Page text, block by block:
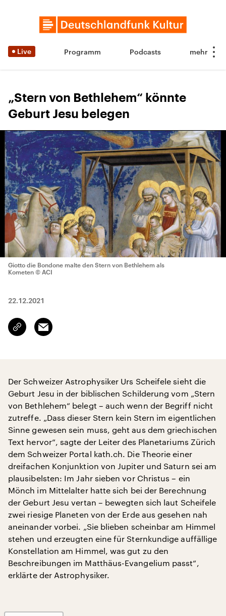
Live Programm Podcasts
„Stern von Bethlehem“ könnte
Geburt Jesu belegen
Giotto die Bondone malte den Stern von Bethlehem als
Kometen © ACI
22.12.2021
Link
kopieren/teilen
Email
Der Schweizer Astrophysiker Urs Scheifele sieht die
Geburt Jesu in der biblischen Schilderung vom „Stern
von Bethlehem“ belegt – auch wenn der Begriff nicht
zutreffe. „Dass dieser Stern kein Stern im eigentlichen
Sinne gewesen sein muss, geht aus dem griechischen
Text hervor“, sagte der Leiter des Planetariums Zürich
dem Schweizer Portal kath.ch. Die Theorie einer
dreifachen Konjunktion von Jupiter und Saturn sei am
plausibelsten: Im Jahr sieben vor Christus – ein
Mönch im Mittelalter hatte sich bei der Berechnung
der Geburt Jesu vertan – bewegten sich laut Scheifele
zwei riesige Planeten von der Erde aus gesehen nah
aneinander vorbei. „Sie blieben scheinbar am Himmel
stehen und erzeugten eine für Sternkundige auffällige
Konstellation am Himmel, was gut zu den
Beschreibungen im Matthäus-Evangelium passt“,
erklärte der Astrophysiker.